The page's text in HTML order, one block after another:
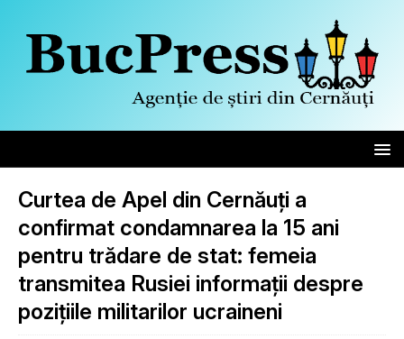
Curtea de Apel din Cernăuți a
confirmat condamnarea la 15 ani
pentru trădare de stat: femeia
transmitea Rusiei informații despre
pozițiile militarilor ucraineni